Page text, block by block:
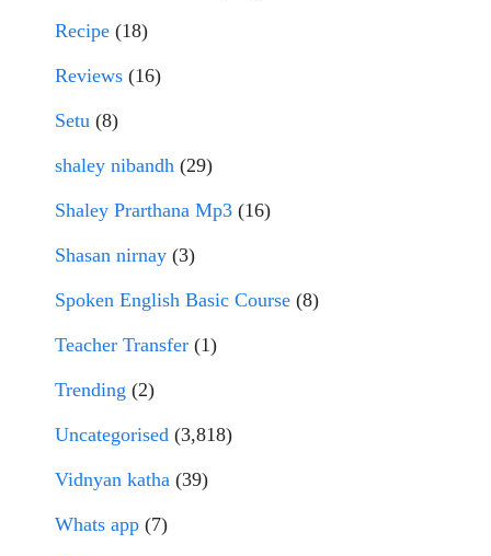
Recipe (18)
Reviews (16)
Setu (8)
shaley nibandh (29)
Shaley Prarthana Mp3 (16)
Shasan nirnay (3)
Spoken English Basic Course (8)
Teacher Transfer (1)
Trending (2)
Uncategorised (3,818)
Vidnyan katha (39)
Whats app (7)